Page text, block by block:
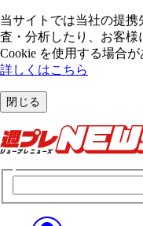
当サイトでは当社の提
査・分析したり、お客
Cookie を使⽤する場合が
詳しくはこちら
閉じる